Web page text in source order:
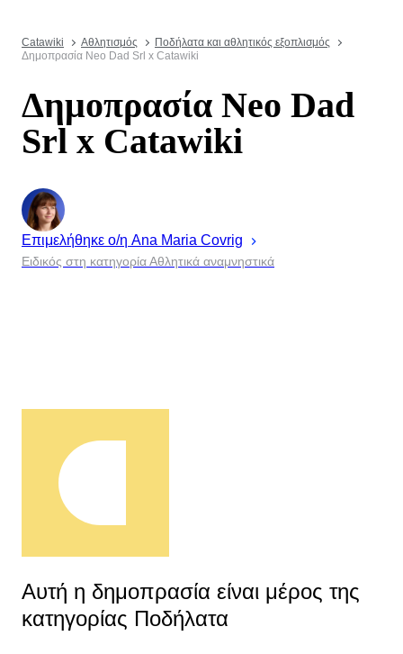
Catawiki Αθλητισμός
Ποδήλατα και αθλητικός εξοπλισμός
Δημοπρασία Neo Dad Srl x Catawiki
Δημοπρασία Neo Dad
Srl x Catawiki
Επιμελήθηκε ο/η Ana Maria Covrig
Ειδικός στη κατηγορία Αθλητικά αναμνηστικά
Αυτή η δημοπρασία είναι μέρος της
κατηγορίας Ποδήλατα